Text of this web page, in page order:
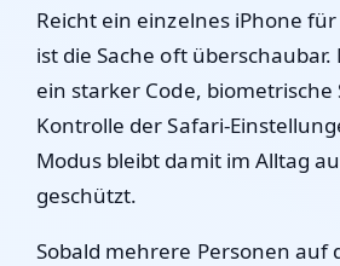
Reicht ein einzelnes iPhone
ist die Sache oft
ein starker Code, biometrische
Kontrolle der Safari-
Modus bleibt damit im Alltag
geschützt.
Sobald mehrere Personen auf